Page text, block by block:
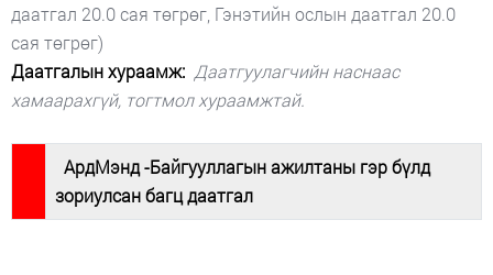
даатгал 20.0 сая төгрөг, Гэнэтийн ослын даатгал 20.0
сая төгрөг)
Даатгалын хураамж: Даатгуулагчийн наснаас
хамаарахгүй, тогтмол хураамжтай.
АрдМэнд -Байгууллагын ажилтаны гэр бүлд
зориулсан багц даатгал